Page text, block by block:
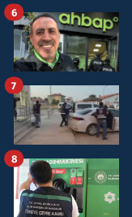
6
7
8